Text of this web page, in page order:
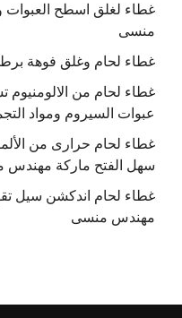
غطاء لغلق اسطح العبوات
منسى
غطاء لحام وغلق فوهة
غطاء لحام من
عبوات السيروم ومواد
غطاء لحام حرارى من
سهل الفتح ماركة مهندس
غطاء لحام اندكشن سيل
مهندس منسى